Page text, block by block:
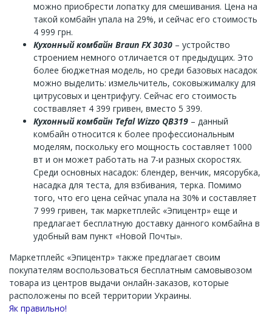
можно приобрести лопатку для смешивания. Цена на
такой комбайн упала на 29%, и сейчас его стоимость
4 999 грн.
Кухонный комбайн Braun FX 3030 – устройство
строением немного отличается от предыдущих. Это
более бюджетная модель, но среди базовых насадок
можно выделить: измельчитель, соковыжималку для
цитрусовых и центрифугу. Сейчас его стоимость
соствавляет 4 399 гривен, вместо 5 399.
Кухонный комбайн Tefal Wizzo QB319 – данный
комбайн относится к более профессиональным
моделям, поскольку его мощность составляет 1000
вт и он может работать на 7-и разных скоростях.
Среди основных насадок: блендер, венчик, мясорубка,
насадка для теста, для взбивания, терка. Помимо
того, что его цена сейчас упала на 30% и составляет
7 999 гривен, так маркетплейс «Эпицентр» еще и
предлагает бесплатную доставку данного комбайна в
удобный вам пункт «Новой Почты».
Маркетплейс «Эпицентр» также предлагает своим
покупателям воспользоваться бесплатным самовывозом
товара из центров выдачи онлайн-заказов, которые
расположены по всей территории Украины.
Channel
Як правильно!